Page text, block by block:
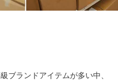
ブランドアイテムが多い中、